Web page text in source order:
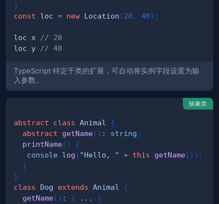
}
const loc = new Location (20 , 40) ;
loc . x
// 20
loc . y // 40
TypeScript 特定于类的扩展，可自动将实例字段设置为输
入参数。
抽象类
abstract class Animal
{
abstract
getName( ) : string ;
printName( )
{
console. log ( "Hello, " + this . getName( ) ) ;
}
}
class
Dog extends Animal
{
getName( ) : { ...
}